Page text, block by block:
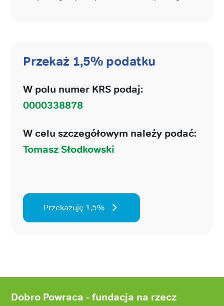
Przekaż 1,5% podatku
W polu numer KRS podaj:
0000338878
W celu szczegółowym należy podać:
Tomasz Słodkowski
Przekazuję 1,5%
stronyDobro Powraca - fundacja na rzecz